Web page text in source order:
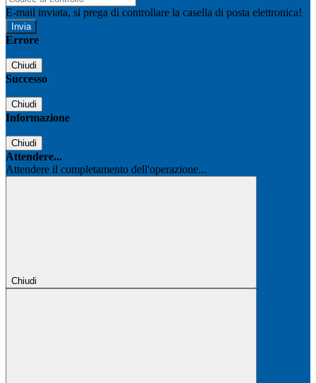
E-mail inviata, si prega di controllare la casella di posta elettronica!
Errore
Chiudi
Successo
Chiudi
Informazione
Chiudi
Attendere...
Attendere il completamento dell'operazione...
Chiudi